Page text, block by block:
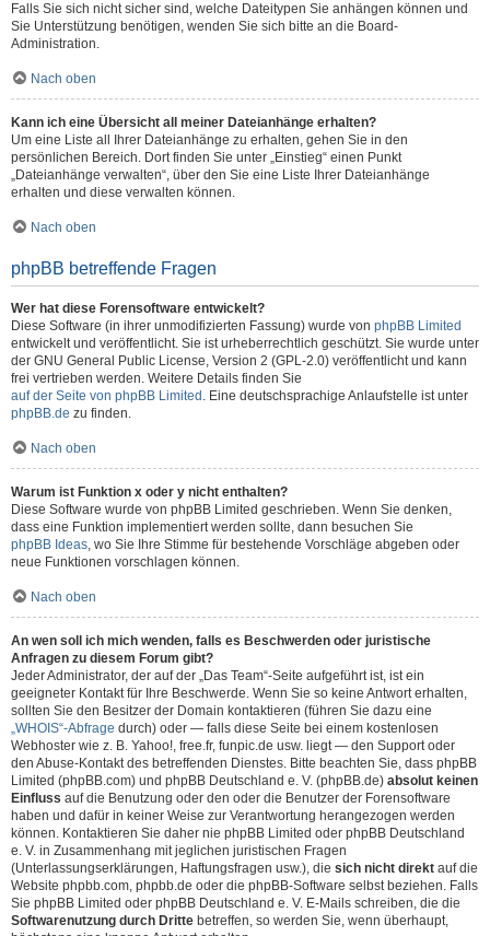
Falls Sie sich nicht sicher sind, welche Dateitypen Sie anhängen können und
Sie Unterstützung benötigen, wenden Sie sich bitte an die Board-
Administration.
Nach oben
Kann ich eine Übersicht all meiner Dateianhänge erhalten?
Um eine Liste all Ihrer Dateianhänge zu erhalten, gehen Sie in den
persönlichen Bereich. Dort finden Sie unter „Einstieg“ einen Punkt
„Dateianhänge verwalten“, über den Sie eine Liste Ihrer Dateianhänge
erhalten und diese verwalten können.
Nach oben
phpBB betreffende Fragen
Wer hat diese Forensoftware entwickelt?
Diese Software (in ihrer unmodifizierten Fassung) wurde von phpBB Limited
entwickelt und veröffentlicht. Sie ist urheberrechtlich geschützt. Sie wurde unter
der GNU General Public License, Version 2 (GPL-2.0) veröffentlicht und kann
frei vertrieben werden. Weitere Details finden Sie
auf der Seite von phpBB Limited . Eine deutschsprachige Anlaufstelle ist unter
phpBB.de zu finden.
Nach oben
Warum ist Funktion x oder y nicht enthalten?
Diese Software wurde von phpBB Limited geschrieben. Wenn Sie denken,
dass eine Funktion implementiert werden sollte, dann besuchen Sie
phpBB Ideas, wo Sie Ihre Stimme für bestehende Vorschläge abgeben oder
neue Funktionen vorschlagen können.
Nach oben
An wen soll ich mich wenden, falls es Beschwerden oder juristische
Anfragen zu diesem Forum gibt?
Jeder Administrator, der auf der „Das Team“-Seite aufgeführt ist, ist ein
geeigneter Kontakt für Ihre Beschwerde. Wenn Sie so keine Antwort erhalten,
sollten Sie den Besitzer der Domain kontaktieren (führen Sie dazu eine
„WHOIS“-Abfrage durch) oder — falls diese Seite bei einem kostenlosen
Webhoster wie z. B. Yahoo!, free.fr, funpic.de usw. liegt — den Support oder
den Abuse-Kontakt des betreffenden Dienstes. Bitte beachten Sie, dass phpBB
Limited (phpBB.com) und phpBB Deutschland e. V. (phpBB.de) absolut keinen
Einfluss auf die Benutzung oder den oder die Benutzer der Forensoftware
haben und dafür in keiner Weise zur Verantwortung herangezogen werden
können. Kontaktieren Sie daher nie phpBB Limited oder phpBB Deutschland
e. V. in Zusammenhang mit jeglichen juristischen Fragen
(Unterlassungserklärungen, Haftungsfragen usw.), die sich nicht direkt auf die
Website phpbb.com, phpbb.de oder die phpBB-Software selbst beziehen. Falls
Sie phpBB Limited oder phpBB Deutschland e. V. E-Mails schreiben, die die
Softwarenutzung durch Dritte betreffen, so werden Sie, wenn überhaupt,